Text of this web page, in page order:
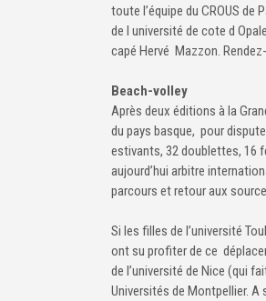
toute l’équipe du CROUS
de l université de cote d
capé Hervé Mazzon.
Beach-volley
Après deux éditions à la
du pays basque, pour
estivants, 32 doublettes, 16
aujourd’hui arbitre
parcours et retour aux
Si les filles de l’université
ont su profiter de ce
de l’université de Nice (qui
Universités de Montpellier. A